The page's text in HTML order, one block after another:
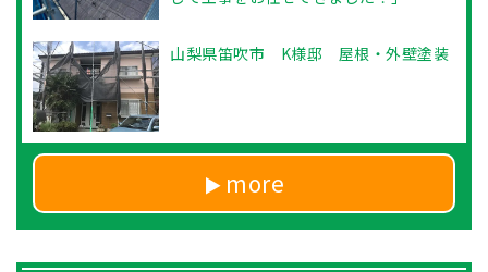
山梨県笛吹市 K様邸 屋根・外壁塗装
more